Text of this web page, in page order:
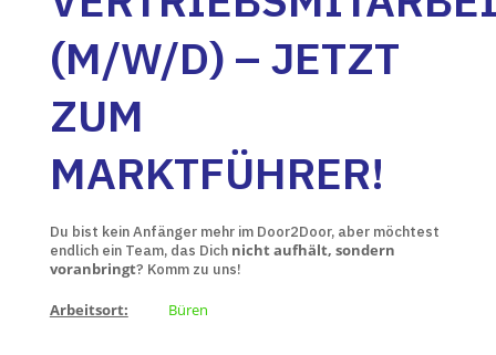
(M/W/D) – JETZT
ZUM
MARKTFÜHRER!
Du bist kein Anfänger mehr im Door2Door, aber möchtest
endlich ein Team, das Dich nicht aufhält, sondern
voranbringt? Komm zu uns!
Arbeitsort: Büren